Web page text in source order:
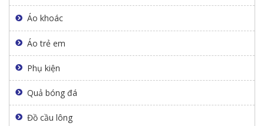
Áo khoác
Áo trẻ em
Phụ kiện
Quả bóng đá
Đồ cầu lông